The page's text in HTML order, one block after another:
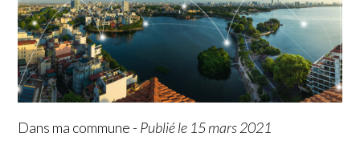
Dans ma commune - Publié le 15 mars 2021